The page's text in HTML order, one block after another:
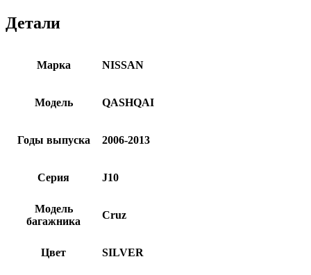
Детали
Марка NISSAN
Модель QASHQAI
Годы выпуска 2006-2013
Серия J10
Модель
багажника
Cruz
Цвет SILVER